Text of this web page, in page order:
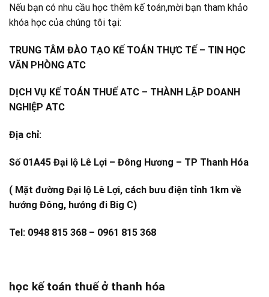
Nếu bạn có nhu cầu học thêm kế toán,mời bạn tham khảo
khóa học của chúng tôi tại:
TRUNG TÂM ĐÀO TẠO KẾ TOÁN THỰC TẾ – TIN HỌC
VĂN PHÒNG ATC
DỊCH VỤ KẾ TOÁN THUẾ ATC – THÀNH LẬP DOANH
NGHIỆP ATC
Địa chỉ:
Số 01A45 Đại lộ Lê Lợi – Đông Hương – TP Thanh Hóa
( Mặt đường Đại lộ Lê Lợi, cách bưu điện tỉnh 1km về
hướng Đông, hướng đi Big C)
Tel: 0948 815 368 – 0961 815 368
học kế toán thuế ở thanh hóa